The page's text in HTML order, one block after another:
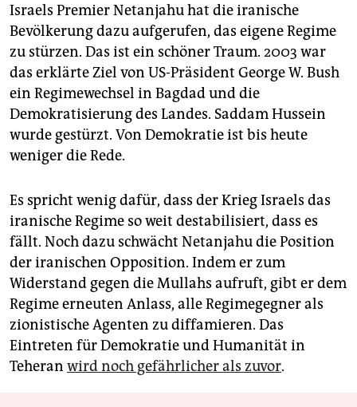
Israels Premier Netanjahu hat die iranische
Bevölkerung dazu aufgerufen, das eigene Regime
zu stürzen. Das ist ein schöner Traum. 2003 war
das erklärte Ziel von US-Präsident George W. Bush
ein Regimewechsel in Bagdad und die
Demokratisierung des Landes. Saddam Hussein
wurde gestürzt. Von Demokratie ist bis heute
weniger die Rede.
Es spricht wenig dafür, dass der Krieg Israels das
iranische Regime so weit destabilisiert, dass es
fällt. Noch dazu schwächt Netanjahu die Position
der iranischen Opposition. Indem er zum
Widerstand gegen die Mullahs aufruft, gibt er dem
Regime erneuten Anlass, alle Regimegegner als
zio­nistische Agenten zu diffamieren. Das
Eintreten für Demokratie und Humanität in
Teheran wird noch gefährlicher als zuvor.